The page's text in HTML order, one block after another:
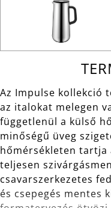
Az Impulse kollekció
az italokat melegen
függetlenül a külső
minőségű üveg
hőmérsékleten tartja
teljesen
csavarszerkezetes
és csepegés mentes